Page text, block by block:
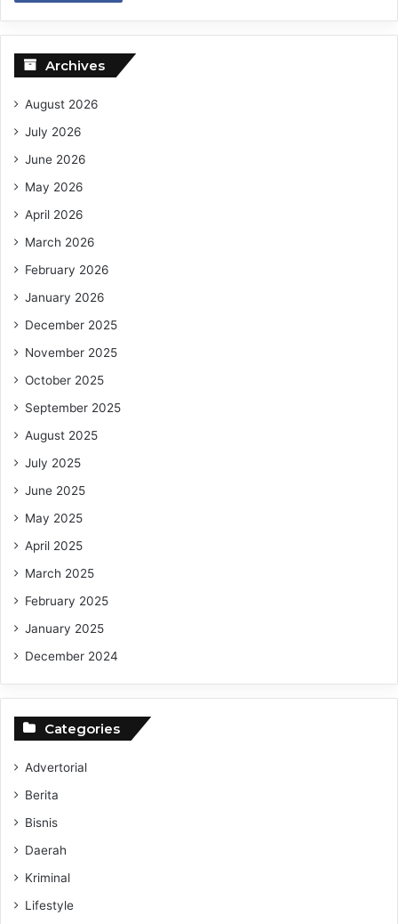
Archives
August 2026
July 2026
June 2026
May 2026
April 2026
March 2026
February 2026
January 2026
December 2025
November 2025
October 2025
September 2025
August 2025
July 2025
June 2025
May 2025
April 2025
March 2025
February 2025
January 2025
December 2024
Categories
Advertorial
Berita
Bisnis
Daerah
Kriminal
Lifestyle